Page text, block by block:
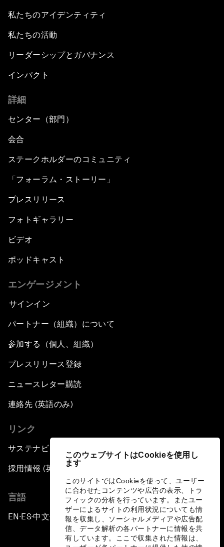
このウェブサイトはCookieを使用し
ます
このサイトではCookieを使って、ユーザー
に合わせたコンテンツや広告の表示、トラ
フィックの分析を行っています。またユー
ザーによるサイトの利用状況についても情
報を収集し、ソーシャルメディアや広告配
信、データ解析の各パートナーに情報を共
有しています。ここで収集された情報は、
私たちのアイデンティティ
私たちの活動
リーダーシップとガバナンス
インパクト
詳細
センター（部門）
会合
ステークホルダーのコミュニティ
「フォーラム・ストーリー」
プレスリリース
フォトギャラリー
ビデオ
ポッドキャスト
エンゲージメント
サインイン
パートナー（組織）について
参加する（個人、組織）
プレスリリース登録
ニュースレター購読
連絡先 (英語のみ)
リンク
サステナビリティへの取り組み
採用情報 (英語のみ)
言語
EN ▪ES▪中文▪ 日本語